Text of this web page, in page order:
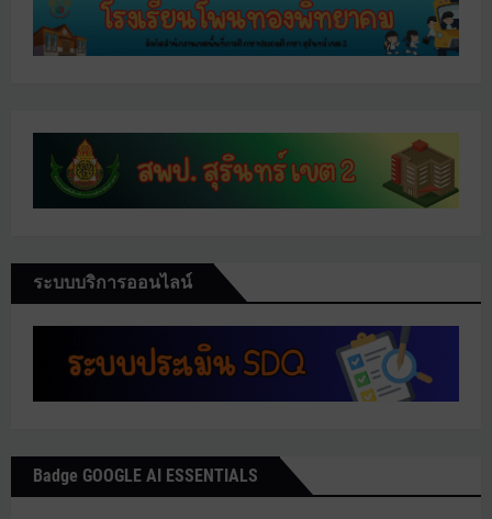
ระบบบริการออนไลน์
Badge GOOGLE AI ESSENTIALS